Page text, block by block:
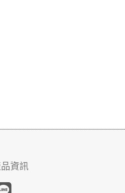
資訊